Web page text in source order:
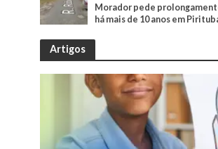
Morador pede
há mais de 10 anos em
Artigos